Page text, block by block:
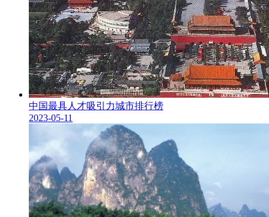
中国最具人才吸引力城市排行榜
2023-05-11